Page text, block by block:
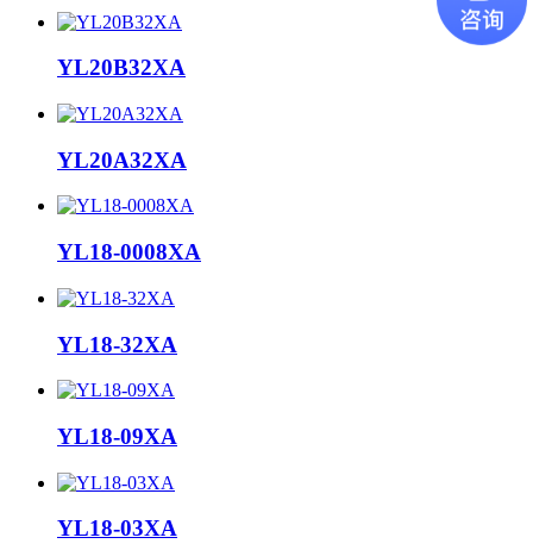
YL20B32XA
YL20A32XA
YL18-0008XA
YL18-32XA
YL18-09XA
YL18-03XA